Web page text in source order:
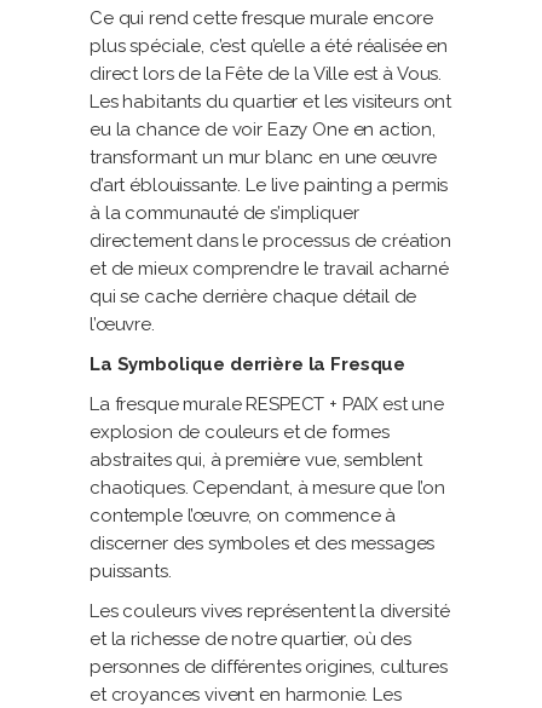
Ce qui rend cette fresque murale encore
plus spéciale, c’est qu’elle a été réalisée en
direct lors de la Fête de la Ville est à Vous.
Les habitants du quartier et les visiteurs ont
eu la chance de voir Eazy One en action,
transformant un mur blanc en une œuvre
d’art éblouissante. Le live painting a permis
à la communauté de s’impliquer
directement dans le processus de création
et de mieux comprendre le travail acharné
qui se cache derrière chaque détail de
l’œuvre.
La Symbolique derrière la Fresque
La fresque murale RESPECT + PAIX est une
explosion de couleurs et de formes
abstraites qui, à première vue, semblent
chaotiques. Cependant, à mesure que l’on
contemple l’œuvre, on commence à
discerner des symboles et des messages
puissants.
Les couleurs vives représentent la diversité
et la richesse de notre quartier, où des
personnes de différentes origines, cultures
et croyances vivent en harmonie. Les